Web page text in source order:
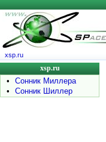
xsp.ru
xsp.ru
•
Сонник Миллера
•
Сонник Шиллер